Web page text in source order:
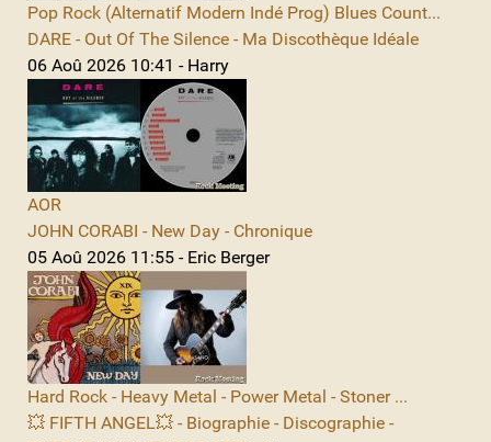
Pop Rock (Alternatif Modern Indé Prog) Blues Count...
DARE - Out Of The Silence - Ma Discothèque Idéale
06 Aoû 2026 10:41 - Harry
AOR
JOHN CORABI - New Day - Chronique
05 Aoû 2026 11:55 - Eric Berger
Hard Rock - Heavy Metal - Power Metal - Stoner ...
💥 FIFTH ANGEL💥 - Biographie - Discographie -